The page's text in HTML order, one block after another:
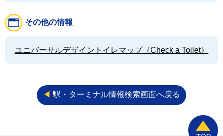
その他の情報
ユニバーサルデザイントイレマップ（Check a Toilet）
◀︎ 駅・ターミナル情報検索画面へ戻る